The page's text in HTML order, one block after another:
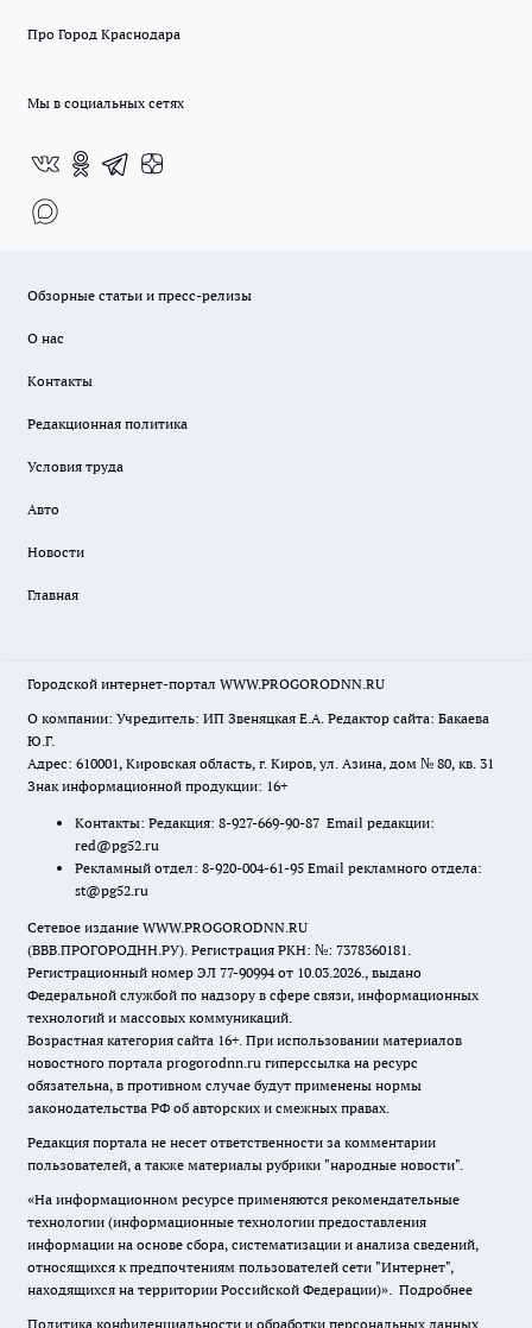
Про Город Краснодара
Мы в социальных сетях
Обзорные статьи и пресс-релизы
О нас
Контакты
Редакционная политика
Условия труда
Авто
Новости
Главная
Городской интернет-портал WWW.PROGORODNN.RU
О компании: Учредитель: ИП Звеняцкая Е.А. Редактор сайта: Бакаева
Ю.Г.
Адрес: 610001, Кировская область, г. Киров, ул. Азина, дом № 80, кв. 31
Знак информационной продукции: 16+
Контакты: Редакция: 8-927-669-90-87 Email редакции:
red@pg52.ru
Рекламный отдел: 8-920-004-61-95 Email рекламного отдела:
st@pg52.ru
Сетевое издание WWW.PROGORODNN.RU
(ВВВ.ПРОГОРОДНН.РУ). Регистрация РКН: №: 7378360181.
Регистрационный номер ЭЛ 77-90994 от 10.03.2026., выдано
Федеральной службой по надзору в сфере связи, информационных
технологий и массовых коммуникаций.
Возрастная категория сайта 16+. При использовании материалов
новостного портала progorodnn.ru гиперссылка на ресурс
обязательна, в противном случае будут применены нормы
законодательства РФ об авторских и смежных правах.
Редакция портала не несет ответственности за комментарии
пользователей, а также материалы рубрики "народные новости".
«На информационном ресурсе применяются рекомендательные
технологии (информационные технологии предоставления
информации на основе сбора, систематизации и анализа сведений,
относящихся к предпочтениям пользователей сети "Интернет",
находящихся на территории Российской Федерации)». Подробнее
Политика конфиденциальности и обработки персональных данных